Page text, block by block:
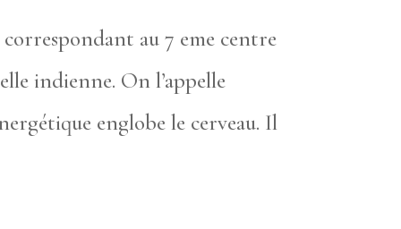
au 7 eme centre
indienne. On l’appelle
englobe le cerveau. Il